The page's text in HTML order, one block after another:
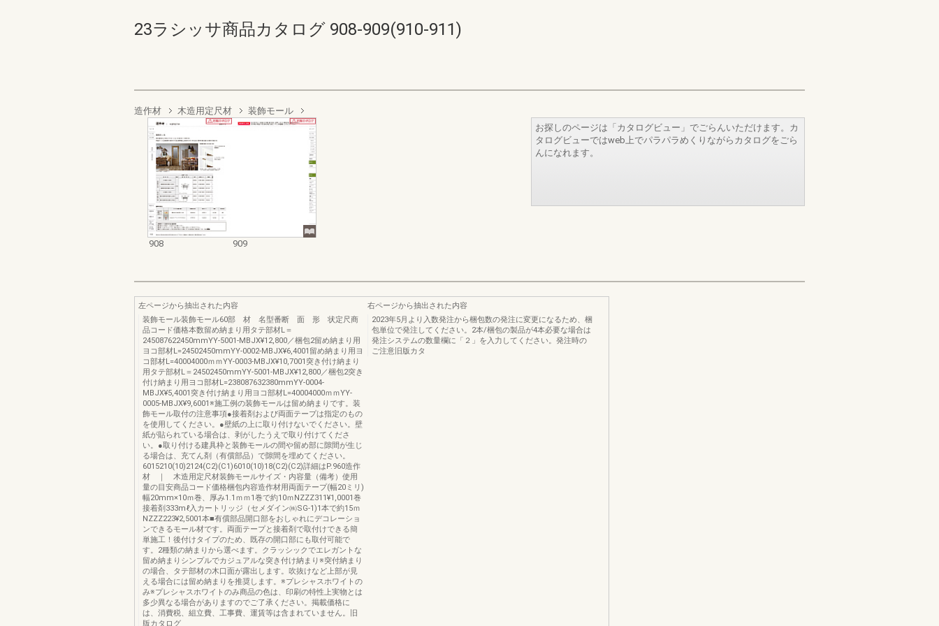
23ラシッサ商品カタログ 908-909(910-911)
造作材 木造用定尺材 装飾モール
908 909
お探しのページは「カタログビュー」でごらんいただけます。カ
タログビューではweb上でパラパラめくりながらカタログをごら
んになれます。
左ページから抽出された内容
装飾モール装飾モール60部 材 名型番断 面 形 状定尺商
品コード価格本数留め納まり用タテ部材L＝
245087622450mmYY-5001-MBJX¥12,800／梱包2留め納まり用
ヨコ部材L=24502450mmYY-0002-MBJX¥6,4001留め納まり用ヨ
コ部材L=40004000ｍｍYY-0003-MBJX¥10,7001突き付け納まり
用タテ部材L＝24502450mmYY-5001-MBJX¥12,800／梱包2突き
付け納まり用ヨコ部材L=238087632380mmYY-0004-
MBJX¥5,4001突き付け納まり用ヨコ部材L=40004000ｍｍYY-
0005-MBJX¥9,6001※施工例の装飾モールは留め納まりです。装
飾モール取付の注意事項●接着剤および両面テープは指定のもの
を使用してください。●壁紙の上に取り付けないでください。壁
紙が貼られている場合は、剥がしたうえで取り付けてくださ
い。●取り付ける建具枠と装飾モールの間や留め部に隙間が生じ
る場合は、充てん剤（有償部品）で隙間を埋めてください。
6015210(10)2124(C2)(C1)6010(10)18(C2)(C2)詳細はP.960造作
材 ｜ 木造用定尺材装飾モールサイズ・内容量（備考）使用
量の目安商品コード価格梱包内容造作材用両面テープ(幅20ミリ)
幅20mm×10ｍ巻、厚み1.1ｍｍ1巻で約10ｍNZZZ311¥1,0001巻
接着剤333mℓ入カートリッジ（セメダイン㈱SG-1)1本で約15ｍ
NZZZ223¥2,5001本■有償部品開口部をおしゃれにデコレーショ
ンできるモール材です。両面テープと接着剤で取付けできる簡
単施工！後付けタイプのため、既存の開口部にも取付可能で
す。2種類の納まりから選べます。クラッシックでエレガントな
留め納まりシンプルでカジュアルな突き付け納まり※突付納まり
の場合、タテ部材の木口面が露出します。吹抜けなど上部が見
える場合には留め納まりを推奨します。※プレシャスホワイトの
み※プレシャスホワイトのみ商品の色は、印刷の特性上実物とは
多少異なる場合がありますのでご了承ください。掲載価格に
は、消費税、組立費、工事費、運賃等は含まれていません。旧
版カタログ
右ページから抽出された内容
2023年5月より入数発注から梱包数の発注に変更になるため、梱
包単位で発注してください。2本/梱包の製品が4本必要な場合は
発注システムの数量欄に「２」を入力してください。発注時の
ご注意旧版カタ